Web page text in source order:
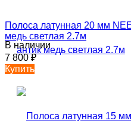
Полоса латунная 20 мм
медь светлая 2.7м
В наличии
7 800₽
Купить